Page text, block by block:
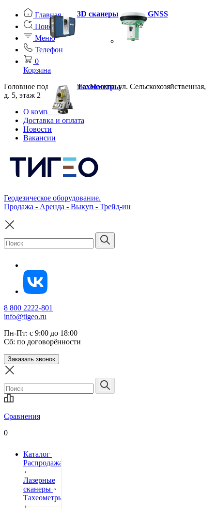
Главная
Поиск
Меню
Телефон
0
Корзина
Головное подразделение: Москва, ул. Сельскохозяйственная,
д. 5, этаж 2
О компании
Доставка и оплата
Новости
Вакансии
Геодезическое оборудование.
Продажа - Аренда - Выкуп - Трейд-ин
8 800 2222-801
info@tigeo.ru
Пн-Пт: с 9:00 до 18:00
Сб: по договорённости
Заказать звонок
Сравнения
0
Каталог
Распродажа
Лазерные
сканеры
Тахеометры
3D сканеры GNSS
Тахеометры